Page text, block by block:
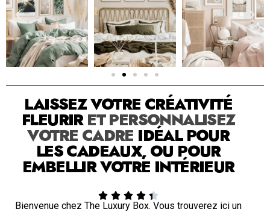
SOLUTION PAR THE LUXURY BOX & CO
LAISSEZ VOTRE CRÉATIVITÉ
FLEURIRET PERSONNALISEZ
VOTRE CADRE IDÉAL POUR
LES CADEAUX, OU POUR
EMBELLIR VOTRE INTÉRIEUR
    
Bienvenue chez The Luxury Box. Vous trouverez ici un